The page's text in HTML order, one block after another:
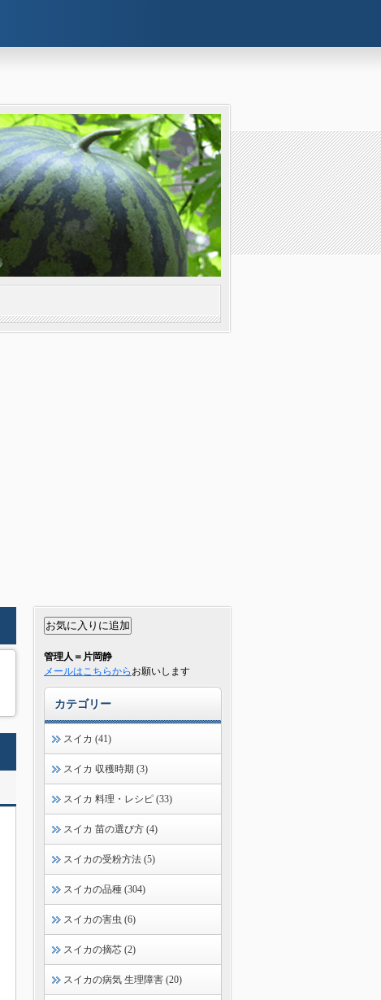
管理人＝片岡静
メールはこちらから お願いします
カテゴリー
スイカ (41)
スイカ 収穫時期 (3)
スイカ 料理・レシピ (33)
スイカ 苗の選び方 (4)
スイカの受粉方法 (5)
スイカの品種 (304)
スイカの害虫 (6)
スイカの摘芯 (2)
スイカの病気 生理障害 (20)